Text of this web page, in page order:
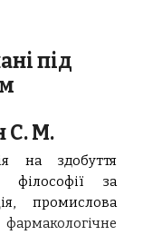
під
С. М.
на здобуття
філософії за
промислова